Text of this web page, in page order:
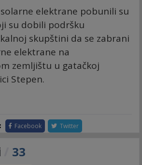
elektrane pobunili su
su dobili podršku
skupštini da se zabrani
elektrane na
zemljištu u gatačkoj
Stepen.
Facebook Twitter
33